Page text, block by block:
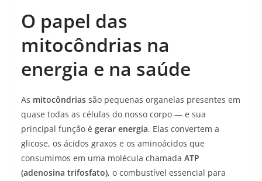
O papel das
mitocôndrias na
energia e na saúde
As mitocôndrias são pequenas organelas presentes em
quase todas as células do nosso corpo — e sua
principal função é gerar energia. Elas convertem a
glicose, os ácidos graxos e os aminoácidos que
consumimos em uma molécula chamada ATP
(adenosina trifosfato), o combustível essencial para